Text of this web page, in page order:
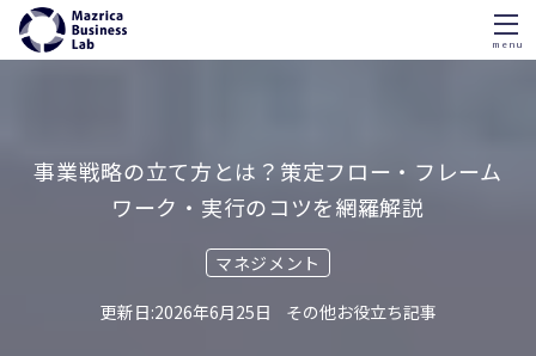
menu
事業戦略の立て方とは？策定フロー・フレーム
ワーク・実行のコツを網羅解説
マネジメント
2026年6月25日 その他お役立ち記事